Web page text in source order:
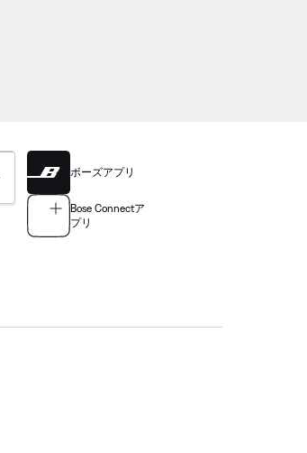
Toggle ボーズアプリ
Bose Connectア
プリ